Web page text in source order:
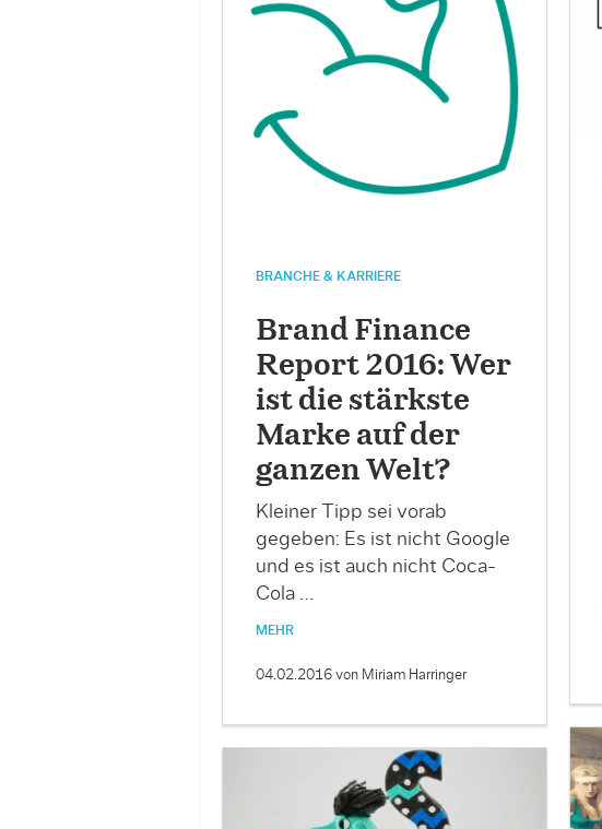
BRANCHE & KARRIERE
Brand Finance
Report 2016: Wer
ist die stärkste
Marke auf der
ganzen Welt?
Kleiner Tipp sei vorab
gegeben: Es ist nicht Google
und es ist auch nicht Coca-
Cola …
MEHR
04.02.2016 von Miriam Harringer